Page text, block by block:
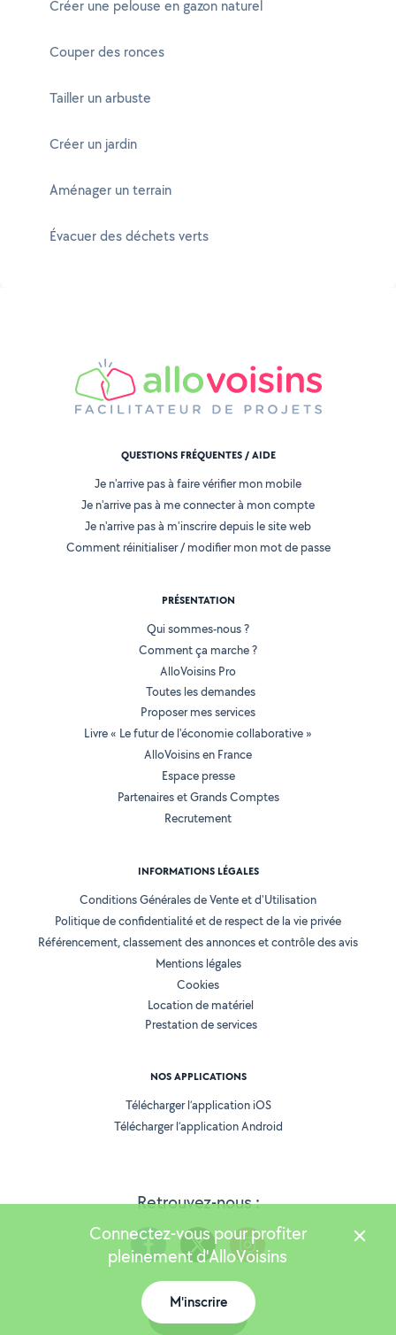
Créer une pelouse en gazon naturel
Couper des ronces
Tailler un arbuste
Créer un jardin
Aménager un terrain
Évacuer des déchets verts
Retrouvez-nous :
QUESTIONS FRÉQUENTES / AIDE
Je n'arrive pas à faire vérifier mon mobile
Je n'arrive pas à me connecter à mon compte
Je n'arrive pas à m'inscrire depuis le site web
Comment réinitialiser / modifier mon mot de passe
PRÉSENTATION
Qui sommes-nous ?
Comment ça marche ?
AlloVoisins Pro
Toutes les demandes
Proposer mes services
Livre « Le futur de l'économie collaborative »
AlloVoisins en France
Espace presse
Partenaires et Grands Comptes
Recrutement
INFORMATIONS LÉGALES
Conditions Générales de Vente et d'Utilisation
Politique de confidentialité et de respect de la vie privée
Référencement, classement des annonces et contrôle des avis
Mentions légales
Cookies
Location de matériel
Prestation de services
NOS APPLICATIONS
Télécharger l’application iOS
Télécharger l’application Android
Version 25.6.0
Connectez-vous pour profiter
pleinement d'AlloVoisins
M'inscrire